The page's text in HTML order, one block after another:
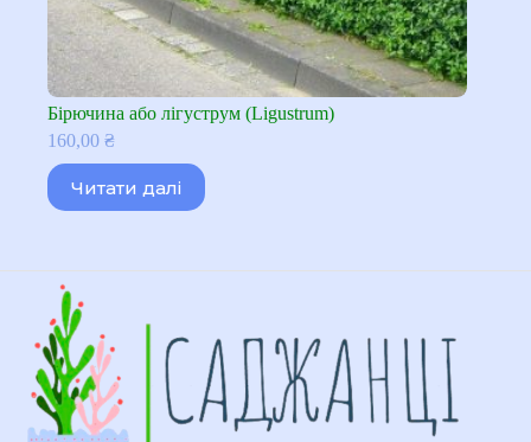
Бірючина або лігуструм (Ligustrum)
160,00 ₴
Читати далі